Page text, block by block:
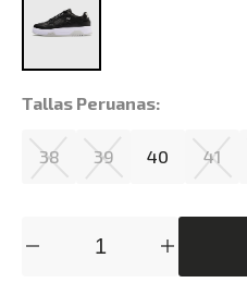
Tallas Peruanas:
38 39 40 41